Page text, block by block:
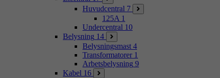
Huvudcentral 7
125A 1
Undercentral 10
Belysning 14
Belysningsmast 4
Transformatorer 1
Arbetsbelysning 9
Kabel 16